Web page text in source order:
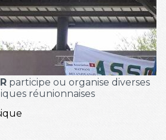
participe ou organise diverses
réunionnaises